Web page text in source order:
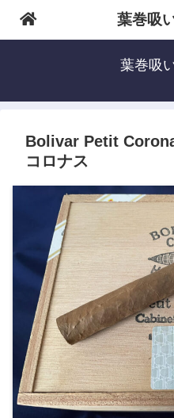
葉巻吸
Bolivar Petit
コロナス
葉巻吸